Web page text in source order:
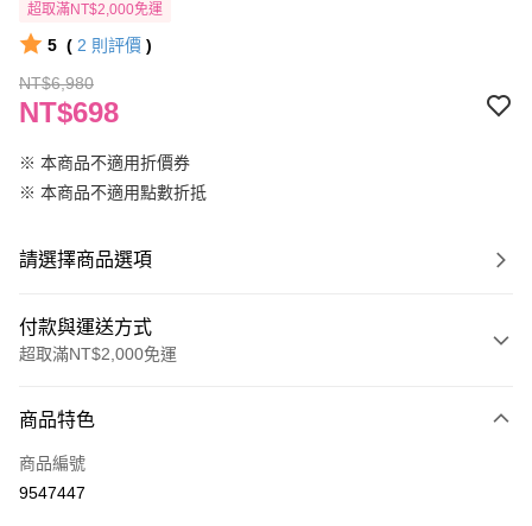
超取滿NT$2,000免運
5 ( 2 則評價 )
NT$6,980
NT$698
※ 本商品不適用折價券
※ 本商品不適用點數折抵
請選擇商品選項
付款與運送方式
超取滿NT$2,000免運
信用卡一次付款
信用卡分期付款
商品特色
商品編號
9547447